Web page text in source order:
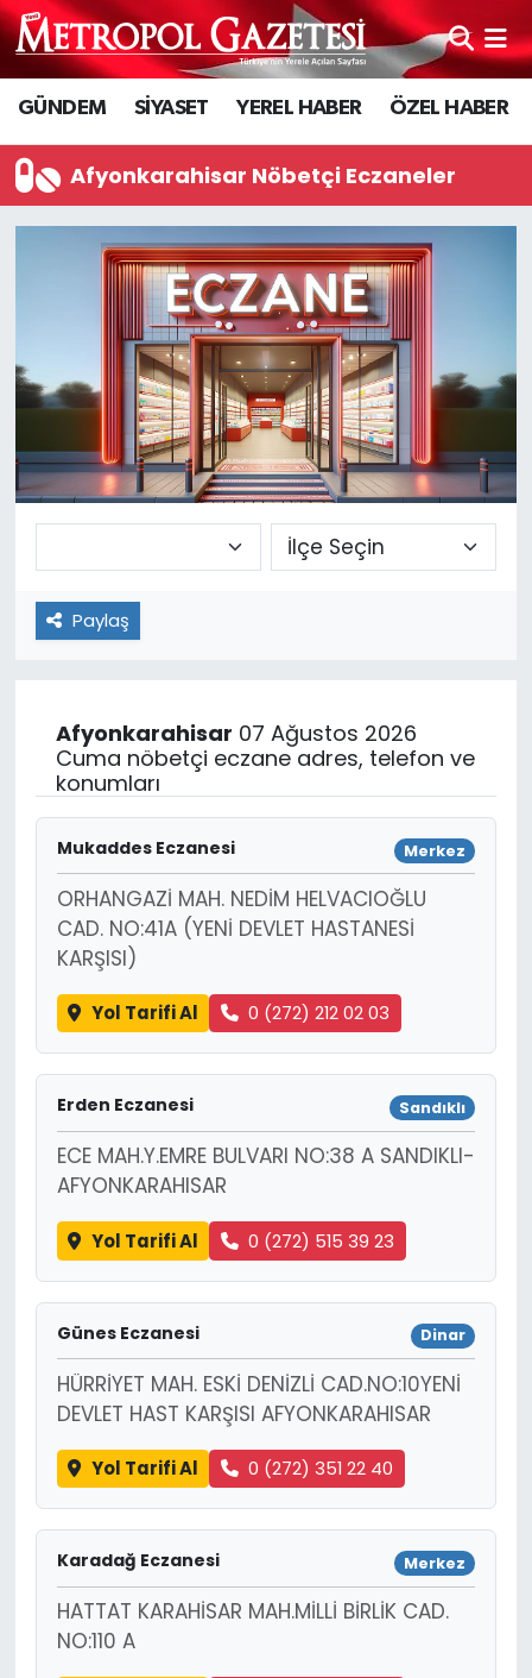
GÜNDEM SİYASET YEREL HABER ÖZEL HABER
Afyonkarahisar Nöbetçi Eczaneler
Paylaş
Afyonkarahisar 07 Ağustos 2026
Cuma nöbetçi eczane adres, telefon ve
konumları
Mukaddes Eczanesi Merkez
ORHANGAZİ MAH. NEDİM HELVACIOĞLU
CAD. NO:41A (YENİ DEVLET HASTANESİ
KARŞISI)
Yol Tarifi Al 0 (272) 212 02 03
Erden Eczanesi Sandıklı
ECE MAH.Y.EMRE BULVARI NO:38 A SANDIKLI-
AFYONKARAHISAR
Yol Tarifi Al 0 (272) 515 39 23
Günes Eczanesi Dinar
HÜRRİYET MAH. ESKİ DENİZLİ CAD.NO:10YENİ
DEVLET HAST KARŞISI AFYONKARAHISAR
Yol Tarifi Al 0 (272) 351 22 40
Karadağ Eczanesi Merkez
HATTAT KARAHİSAR MAH.MİLLİ BİRLİK CAD.
NO:110 A
Hava Durumu
Trafik Durumu
Süper Lig Puan Durumu ve Fikstür
Tüm Manşetler
Son Dakika Haberleri
Haber Arşivi